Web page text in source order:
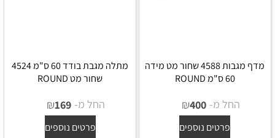
מדף מגבות 4588 שחור מט מידה
60 ס"מ ROUND
החל מ- ₪400
פרטים נוספים
מתלה מגבת בודד 60 ס"מ 4524
שחור מט ROUND
החל מ- ₪169
פרטים נוספים